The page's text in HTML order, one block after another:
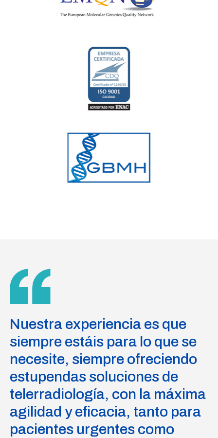
Nuestra experiencia es que
siempre estáis para lo que se
necesite, siempre ofreciendo
estupendas soluciones de
telerradiología, con la máxima
agilidad y eficacia, tanto para
pacientes urgentes como